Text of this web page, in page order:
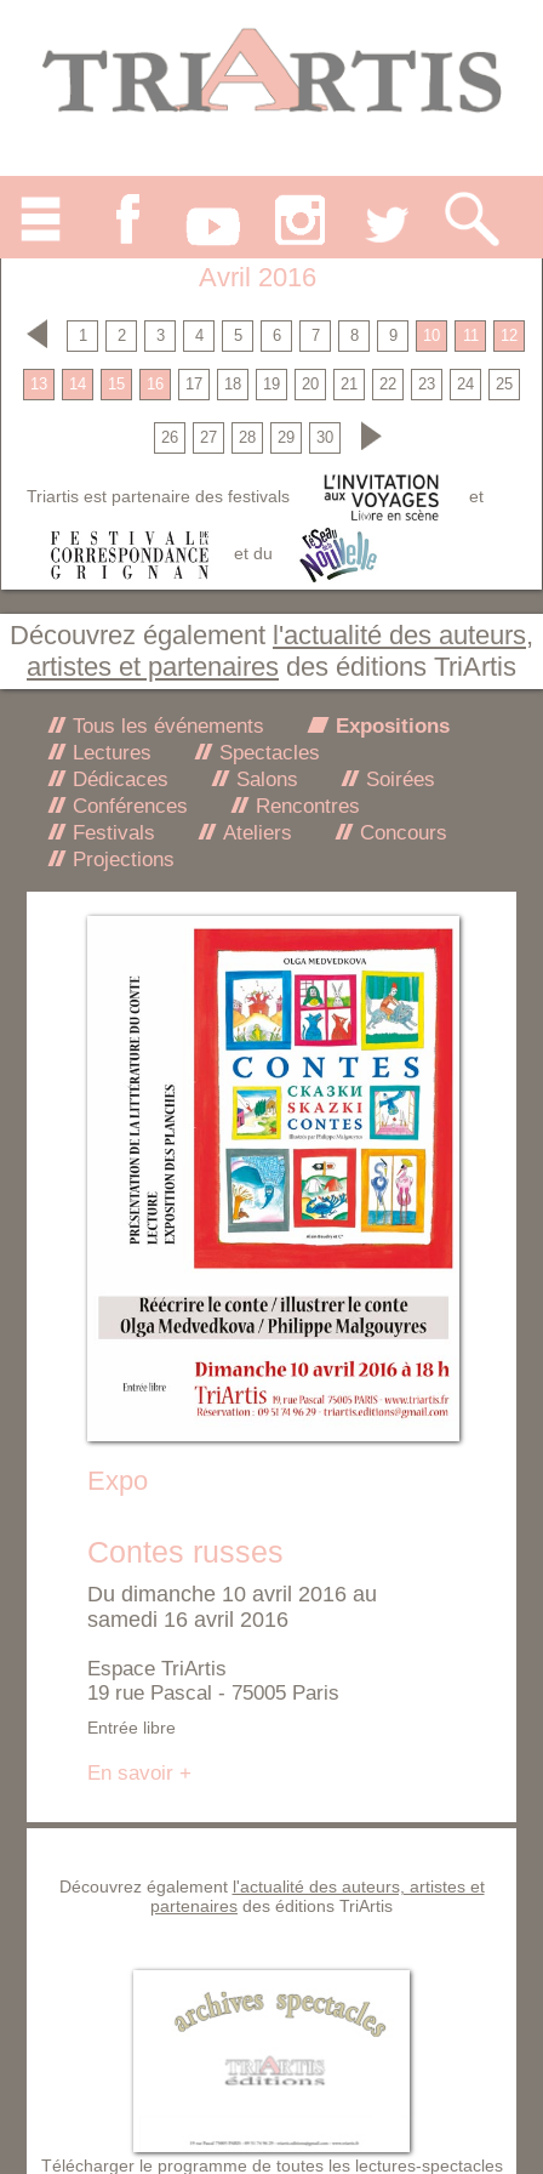
Avril 2016
1 2 3 4 5 6 7 8 9 10 11 12
13 14 15 16 17 18 19 20 21 22 23 24 25
26 27 28 29 30
Triartis est partenaire des festivals et
et du
Découvrez également l'actualité des auteurs,
artistes et partenaires des éditions TriArtis
Tous les événements
Expositions
Lectures
Spectacles
Dédicaces
Salons
Soirées
Conférences
Rencontres
Festivals
Ateliers
Concours
Projections
Expo
Contes russes
Du dimanche 10 avril 2016 au
samedi 16 avril 2016
Espace TriArtis
19 rue Pascal - 75005 Paris
Entrée libre
En savoir +
Découvrez également l'actualité des auteurs, artistes et
partenaires des éditions TriArtis
Télécharger le programme de toutes les lectures-spectacles